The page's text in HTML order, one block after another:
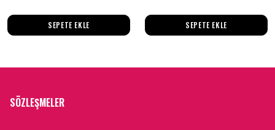
SEPETE EKLE SEPETE EKLE
SÖZLEŞMELER